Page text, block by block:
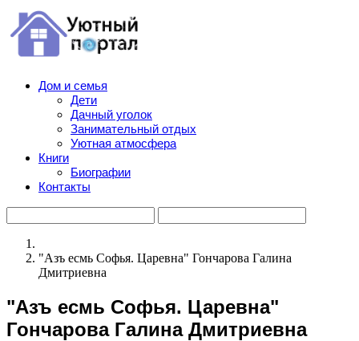
Дом и семья
Дети
Дачный уголок
Занимательный отдых
Уютная атмосфера
Книги
Биографии
Контакты
"Азъ есмь Софья. Царевна" Гончарова Галина
Дмитриевна
"Азъ есмь Софья. Царевна"
Гончарова Галина Дмитриевна